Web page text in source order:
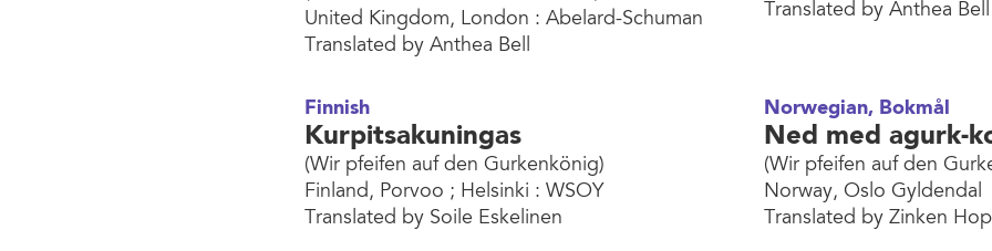
United Kingdom, London : Abelard-Schuman
Translated by Anthea Bell
Translated by Anthea Bell
Finnish
Kurpitsakuningas
(Wir pfeifen auf den Gurkenkönig)
Finland, Porvoo ; Helsinki : WSOY
Translated by Soile Eskelinen
Norwegian, Bokmål
Ned med agurk-
(Wir pfeifen auf den
Norway, Oslo Gyldendal
Translated by Zinken